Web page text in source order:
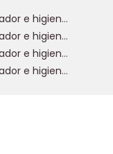
Vaporizador e higienizador wap
Vaporizador e higienizador profissional
Vaporizador e higienizador de estofados
Vaporizador e higienizador 1200w